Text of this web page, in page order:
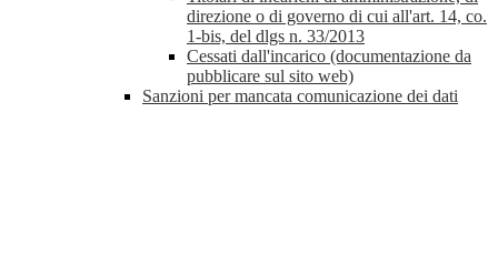
direzione o di governo di cui all'art. 14, co.
1-bis, del dlgs n. 33/2013
Cessati dall'incarico (documentazione da
pubblicare sul sito web)
Sanzioni per mancata comunicazione dei dati